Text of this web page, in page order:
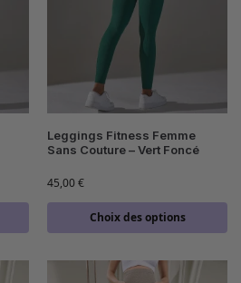
Leggings Fitness Femme
Sans Couture – Vert Foncé
45,00€
Choix des options